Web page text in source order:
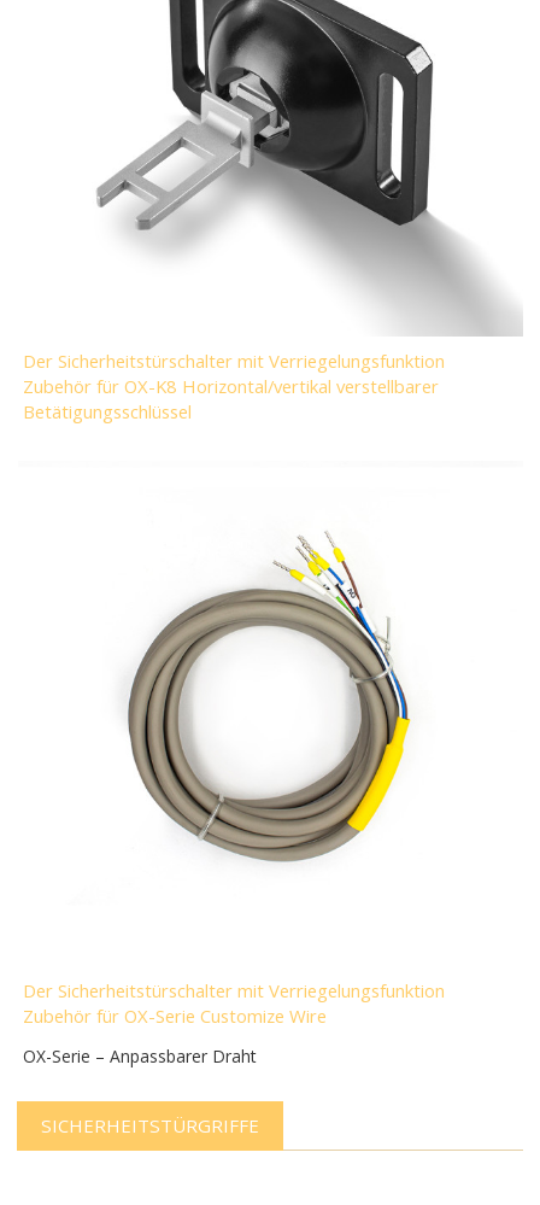
Der Sicherheitstürschalter mit Verriegelungsfunktion
Zubehör für OX-K8 Horizontal/vertikal verstellbarer
Betätigungsschlüssel
Der Sicherheitstürschalter mit Verriegelungsfunktion
Zubehör für OX-Serie Customize Wire
OX-Serie – Anpassbarer Draht
SICHERHEITSTÜRGRIFFE